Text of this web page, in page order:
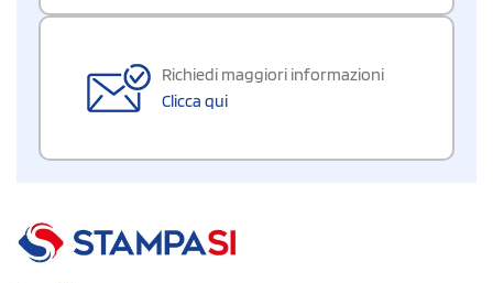
Richiedi maggiori informazioni
Clicca qui